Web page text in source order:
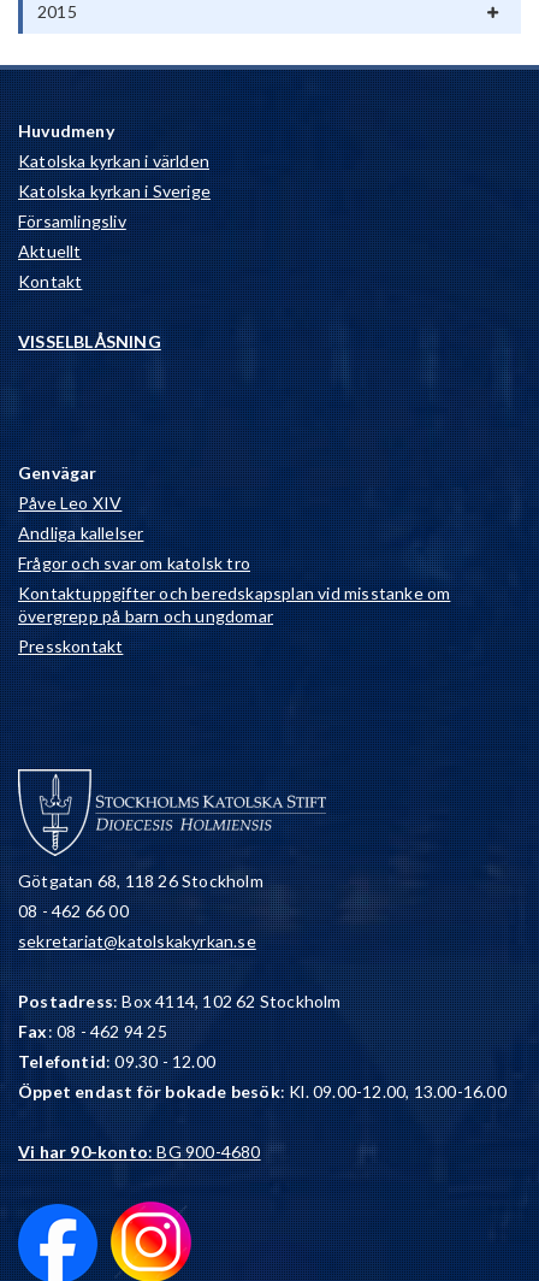
2015
Huvudmeny
Katolska kyrkan i världen
Katolska kyrkan i Sverige
Församlingsliv
Aktuellt
Kontakt
VISSELBLÅSNING
Genvägar
Påve Leo XIV
Andliga kallelser
Frågor och svar om katolsk tro
Kontaktuppgifter och beredskapsplan vid misstanke om
övergrepp på barn och ungdomar
Presskontakt
Götgatan 68, 118 26 Stockholm
08 - 462 66 00
sekretariat@katolskakyrkan.se
Postadress: Box 4114, 102 62 Stockholm
Fax: 08 - 462 94 25
Telefontid: 09.30 - 12.00
Öppet endast för bokade besök: Kl. 09.00-12.00, 13.00-16.00
Vi har 90-konto: BG 900-4680